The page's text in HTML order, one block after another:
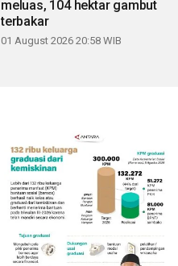
meluas, 104 hektar gambut
terbakar
01 August 2026 20:58 WIB